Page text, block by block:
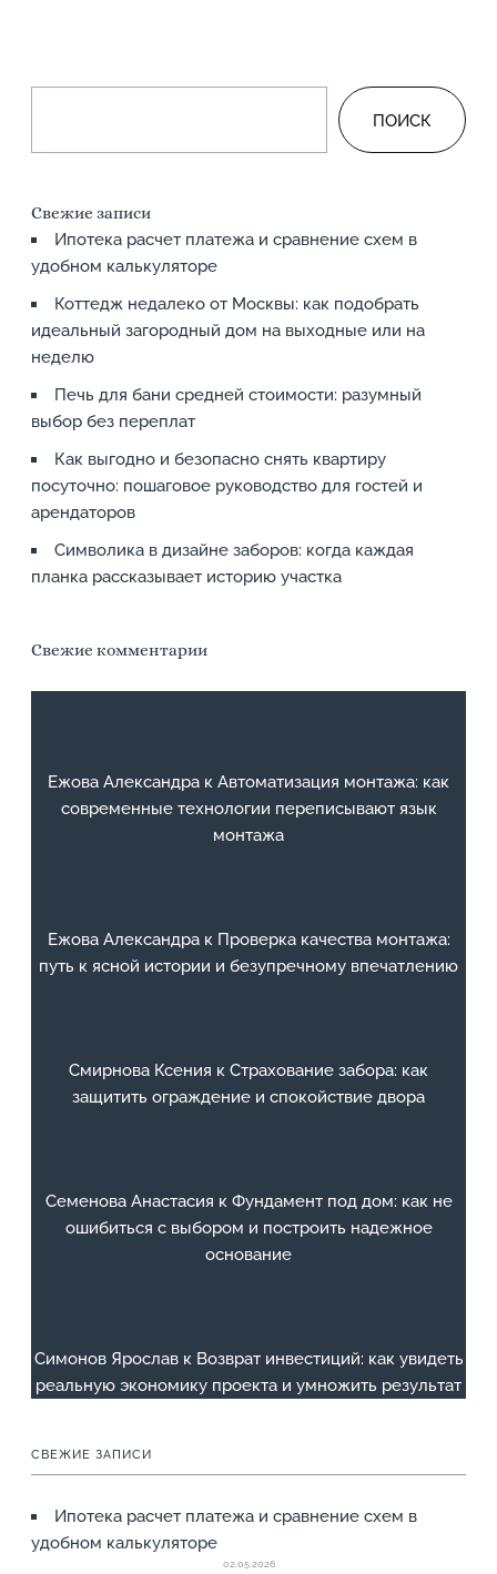
ПОИСК
Свежие записи
Ипотека расчет платежа и сравнение схем в
удобном калькуляторе
Коттедж недалеко от Москвы: как подобрать
идеальный загородный дом на выходные или на
неделю
Печь для бани средней стоимости: разумный
выбор без переплат
Как выгодно и безопасно снять квартиру
посуточно: пошаговое руководство для гостей и
арендаторов
Символика в дизайне заборов: когда каждая
планка рассказывает историю участка
Свежие комментарии
Ежова Александра к Автоматизация монтажа: как
современные технологии переписывают язык
монтажа
Ежова Александрак Проверка качества монтажа:
путь к ясной истории и безупречному впечатлению
Смирнова Ксения к Страхование забора: как
защитить ограждение и спокойствие двора
Семенова Анастасия к Фундамент под дом: как не
ошибиться с выбором и построить надежное
основание
Симонов Ярославк Возврат инвестиций: как увидеть
реальную экономику проекта и умножить результат
СВЕЖИЕ ЗАПИСИ
Ипотека расчет платежа и сравнение схем в
удобном калькуляторе
02.05.2026